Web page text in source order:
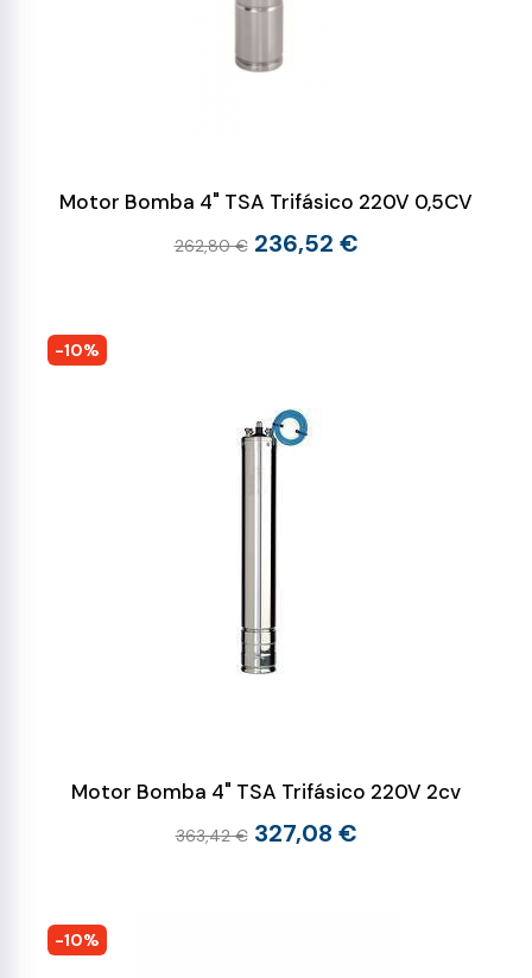
Motor Bomba 4" TSA Trifásico 220V 0,5CV
262,80 € 236,52 €
-10%
Motor Bomba 4" TSA Trifásico 220V 2cv
363,42 € 327,08 €
-10%